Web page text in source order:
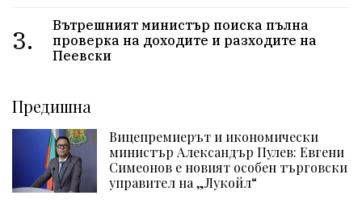
3.
Вътрешният министър поиска пълна
проверка на доходите и разходите на
Пеевски
Предишна
Вицепремиерът и икономически
министър Александър Пулев: Евгени
Симеонов е новият особен търговски
управител на „Лукойл“